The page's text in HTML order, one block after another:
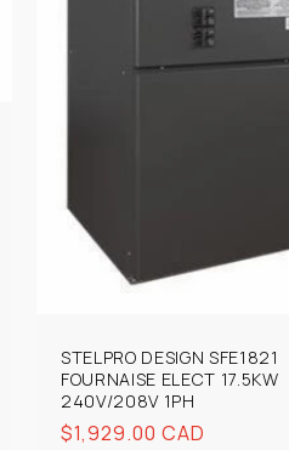
STELPRO DESIGN SFE1821
FOURNAISE ELECT 17.5KW
240V/208V 1PH
Prix
$1,929.00 CAD